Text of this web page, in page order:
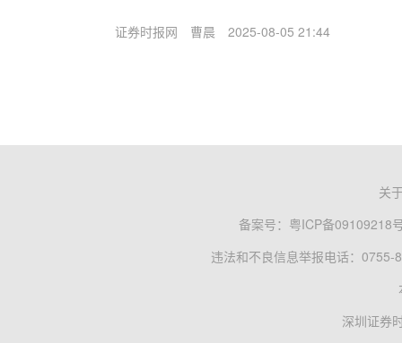
证券时报网 曹晨 2025-08-05 21:44
关
备案号： 粤ICP备09109218
违法和不良信息举报电话：0755-
深圳证券